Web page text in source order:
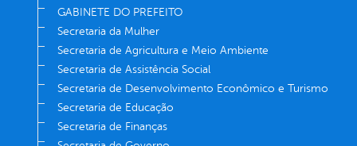
GABINETE DO PREFEITO
Secretaria da Mulher
Secretaria de Agricultura e Meio Ambiente
Secretaria de Assistência Social
Secretaria de Desenvolvimento Econômico e Turismo
Secretaria de Educação
Secretaria de Finanças